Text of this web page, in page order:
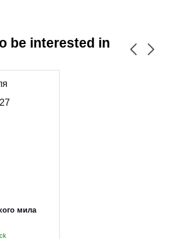
be interested in
мила